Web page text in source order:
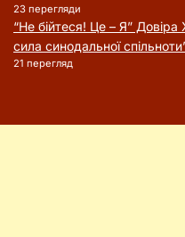
23 перегляди
“Не бійтеся! Це – Я”
сила синодальної
21 перегляд